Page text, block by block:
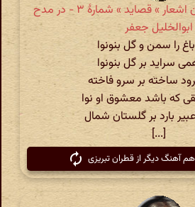
قطران تبریزی » دیوان اشعار » قصاید » شمارهٔ ۳ - در مدح
ابوالخلیل جعفر
را سمن و گل بنونوا
سراید بر گل بنونوا
ساخته بر سرو فاخته
که باشد معشوق او نوا
بارد بر گلستان شمال
[...]